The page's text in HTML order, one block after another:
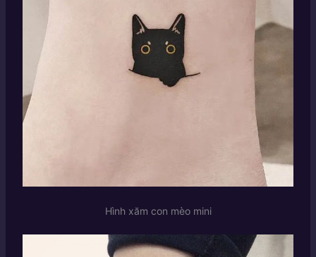
Hình xăm con mèo mini